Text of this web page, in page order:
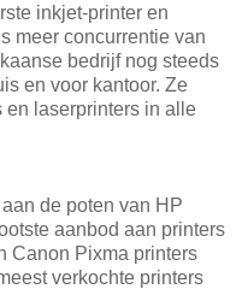
inkjet-printer en
meer concurrentie van
bedrijf nog steeds
en voor kantoor. Ze
en laserprinters in alle
de poten van HP
aanbod aan printers
Canon Pixma printers
verkochte printers